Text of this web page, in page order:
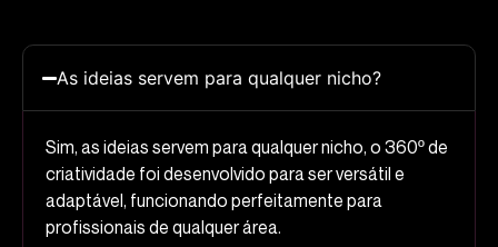
As ideias servem para qualquer nicho?
Sim, as ideias servem para qualquer nicho, o 360º de
criatividade foi desenvolvido para ser versátil e
adaptável, funcionando perfeitamente para
profissionais de qualquer área.